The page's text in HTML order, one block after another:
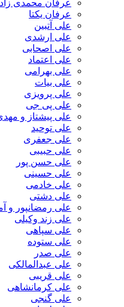
عرفان محمدی زاده
عرفان یکتا
علی آتبین
علی ارشدی
علی اصحابی
علی اعتماد
علی بهرامی
علی بیات
علی پرویزی
علی پی جی
علی پیشتاز و مهدی آذر
علی توحید
علی جعفری
علی حبیبی
علی حسن پور
علی حسینی
علی خادمی
علی دشتی
علی رمضانپور و آمین بند
علی زند وکیلی
علی سپاهی
علی ستوده
علی صدر
علی عبدالمالکی
علی قریبی
علی کرمانشاهی
علی گنجی